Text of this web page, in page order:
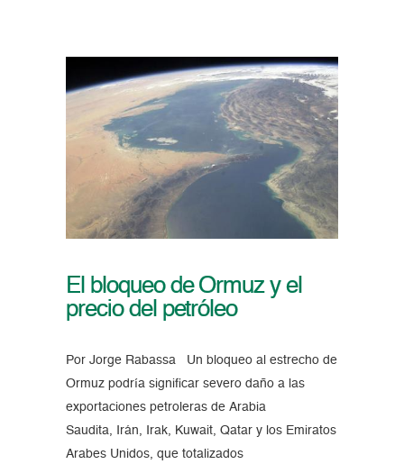
El bloqueo de Ormuz y el
precio del petróleo
Por Jorge Rabassa Un bloqueo al estrecho de
Ormuz podría significar severo daño a las
exportaciones petroleras de Arabia
Saudita, Irán, Irak, Kuwait, Qatar y los Emiratos
Arabes Unidos, que totalizados